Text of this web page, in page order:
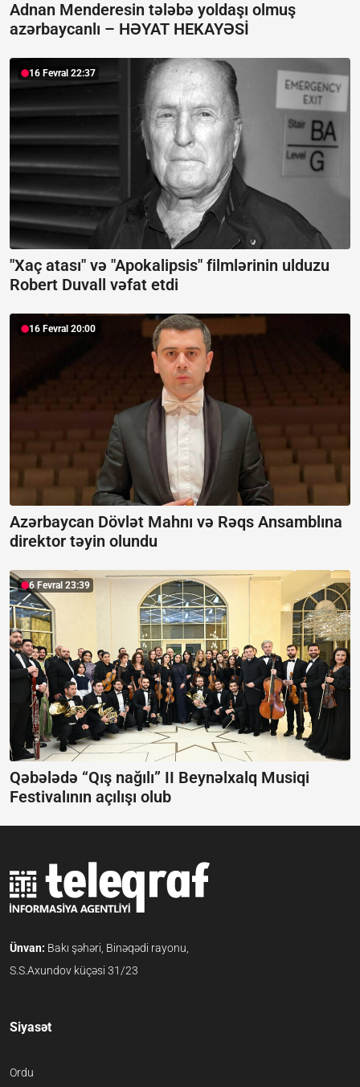
Adnan Menderesin tələbə yoldaşı olmuş
azərbaycanlı – HƏYAT HEKAYƏSİ
16 Fevral 22:37
"Xaç atası" və "Apokalipsis" filmlərinin ulduzu
Robert Duvall vəfat etdi
16 Fevral 20:00
Azərbaycan Dövlət Mahnı və Rəqs Ansamblına
direktor təyin olundu
6 Fevral 23:39
Qəbələdə “Qış nağılı” II Beynəlxalq Musiqi
Festivalının açılışı olub
Ünvan: Bakı şəhəri, Binəqədi rayonu,
S.S.Axundov küçəsi 31/23
Siyasət
Ordu